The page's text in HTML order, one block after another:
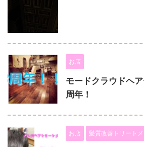
お店
モードクラウドヘ
周年！
お店 髪質改善トリートメ